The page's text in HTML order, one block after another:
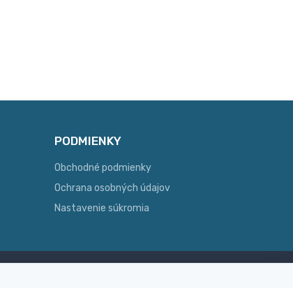
PODMIENKY
Obchodné podmienky
Ochrana osobných údajov
Nastavenie súkromia